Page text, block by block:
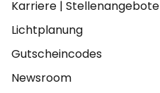
Karriere | Stellenangebote
Lichtplanung
Gutscheincodes
Newsroom